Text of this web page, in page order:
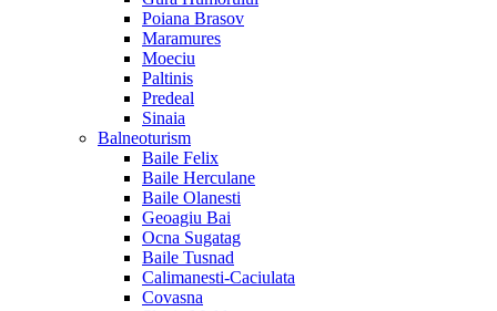
Poiana Brasov
Maramures
Moeciu
Paltinis
Predeal
Sinaia
Balneoturism
Baile Felix
Baile Herculane
Baile Olanesti
Geoagiu Bai
Ocna Sugatag
Baile Tusnad
Calimanesti-Caciulata
Covasna